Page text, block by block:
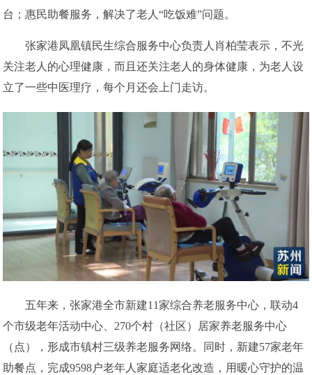
台；惠民助餐服务，解决了老人“吃饭难”问题。
张家港凤凰镇民生综合服务中心负责人肖柏莹表示，不光
关注老人的心理健康，而且还关注老人的身体健康，为老人设
立了一些中医理疗，每个月还会上门走访。
五年来，张家港全市新建11家综合养老服务中心，联动4
个市级老年活动中心、270个村（社区）居家养老服务中心
（点），形成市镇村三级养老服务网络。同时，新建57家老年
助餐点，完成9598户老年人家庭适老化改造，用暖心守护的温